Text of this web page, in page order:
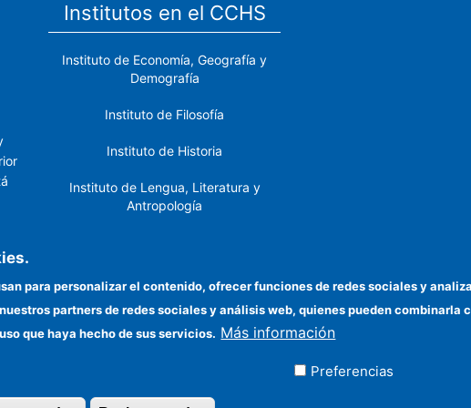
Institutos en el CCHS
Instituto de Economía, Geografía y
Demografía
Instituto de Filosofía
Instituto de Historia
Instituto de Lengua, Literatura y
Antropología
Próximo
Instituto de Políticas y Bienes
Públicos
reservados
para personalizar el contenido, ofrecer funciones de redes sociales y
partners de redes sociales y análisis web, quienes pueden
que haya hecho de sus servicios. Más información
Preferencias